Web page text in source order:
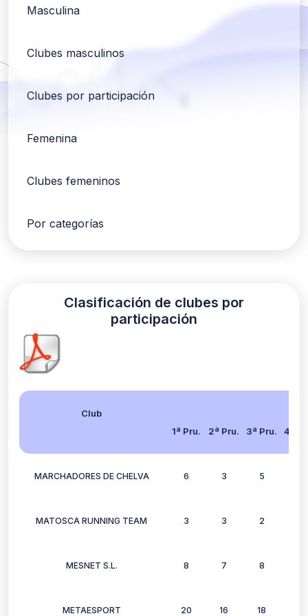
Masculina
Clubes masculinos
Clubes por participación
Femenina
Clubes femeninos
Por categorías
Clasificación de clubes por
participación
Club
1ª Pru.
2ª Pru. 3ª Pru. 4ª
MARCHADORES DE CHELVA 6 3 5
MATOSCA RUNNING TEAM 3 3 2
MESNET S.L. 8 7 8
METAESPORT 20 16 18